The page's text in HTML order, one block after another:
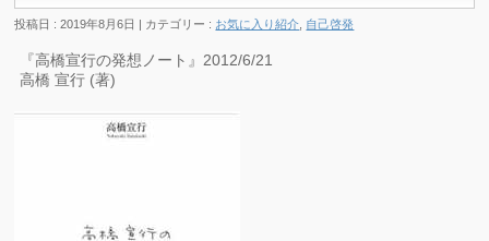
投稿日 : 2019年8月6日 | カテゴリー : お気に入り紹介 自己啓発
『高橋宣行の発想ノート』2012/6/21
高橋 宣行 (著)